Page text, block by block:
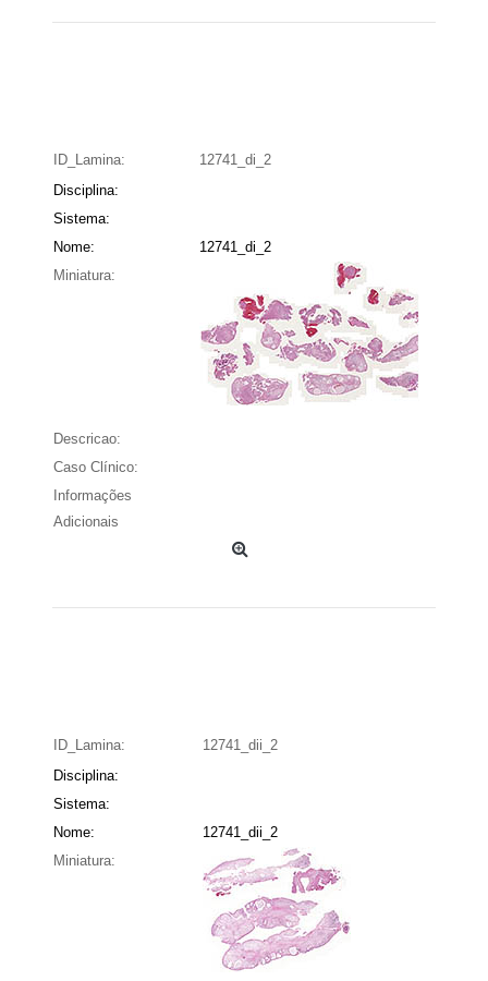
ID_Lamina:
12741_di_2
Disciplina:
Sistema:
Nome:
12741_di_2
Miniatura:
Descricao:
Caso Clínico:
Informações
Adicionais
ID_Lamina:
12741_dii_2
Disciplina:
Sistema:
Nome:
12741_dii_2
Miniatura: